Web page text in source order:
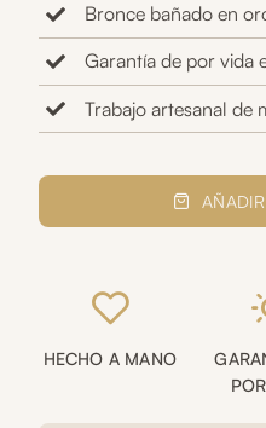
Bronce bañado en
Garantía de por vida
Trabajo artesanal de
HECHO A MANO